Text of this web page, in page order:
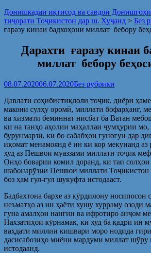
Донишкадаи иқтисод ва савдои
тиҷорати Тоҷикистон дар ш. Хуҷанд > Без
ғаразу кинаи бадхоҳони миллат бебору
Дарахти ғаразу кинаи
миллат бебору
08.07.202006.07.2020Без рубрики
Давлати соҳибистиқлоли тоҷик, диёри
макони сулҳу оромӣ, миллати бофарҳанг,
ва хизмати беминнат нисбат ба Ватан
ки на танҳо аҳолии маҳаллаи ҷумҳурии
бурунмарзӣ, ки бо сабабҳои гуногун дар
иқомат менамоянд ё ин ки кор мекунанд аз
худ аз Пешвои муаззами миллати тоҷик
Онҳо боварии комил доранд, ки таи солҳои
шабонарӯзии Пешвои миллати Тоҷикистон
боз ҳам гул-гул шукуфта истодааст.
Бадбахтона бархе аз кӯрдилону носипосон
неъматҳо аз ин ҳаёти хушу хурраму озоди
гуна амалҳои нангин ва ифротиро анҷом
Нахзатиҳои кӯрнамак, ки худ ба қадри ин
ваҳдати миллии кишвари моро нодида
дасисабозиҳо миёни мардуми миллат шӯру
истодаанд.